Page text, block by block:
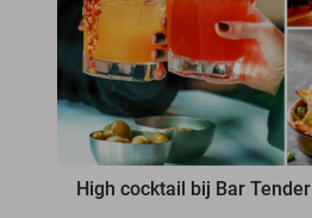
High cocktail bij Bar Tender